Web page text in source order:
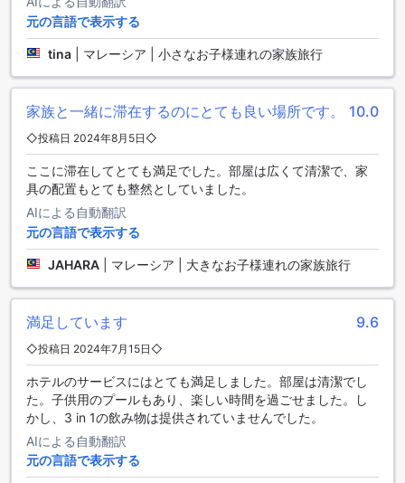
眠を確保でき、無料のインスタントコーヒーやリネン類も常
備されているため、滞在中のリラックスタイムも充実してい
ます。
Chan's Smart Living Innのダイニング体験
また、当ホテルにはバーベキュー施設も完備されており、ア
ウトドアでの食事を楽しむことができます。炭火でじっくり
と焼き上げるお肉や野菜は格別の味わい。夜空の下でのバー
ベキューは、旅の思い出に残る特別な体験となるでしょう。
家族やグループでの楽しいひとときをお約束します。
センポルナの快適な宿泊体験を提供する多彩な客室タイプ
これらの客室をAgodaで予約することで、最高の価格を手に
入れることができ、面倒な手続きなしにスムーズに予約が完
了します。シンプルで安心な予約体験を通じて、センポルナ
での滞在をより快適で思い出深いものにしてください。
便利なアクセス！センポルナ空港の魅力
また、空港周辺には多彩な飲食店やショッピングモールも点
在しており、フライト前後の時間を快適に過ごすことができ
ます。地元の特産品やお土産を購入できるショップもあり、
マレーシアの文化や風味を満喫できる絶好のスポットです。
センポルナ空港は、旅行者にとって便利さと快適さを兼ね備
えた重要な交通の要所です。
元の言語で表示する
tina マレーシア | 小さなお子様連れの家族旅行
家族と一緒に滞在するのにとても良い場所です。 10.0
◇投稿日 2024年8月5日◇
ここに滞在してとても満足でした。部屋は広くて清潔で、家
具の配置もとても整然としていました。
AIによる自動翻訳
元の言語で表示する
JAHARA マレーシア | 大きなお子様連れの家族旅行
満足しています 9.6
◇投稿日 2024年7月15日◇
ホテルのサービスにはとても満足しました。部屋は清潔でし
た。子供用のプールもあり、楽しい時間を過ごせました。し
かし、3 in 1の飲み物は提供されていませんでした。
AIによる自動翻訳
元の言語で表示する